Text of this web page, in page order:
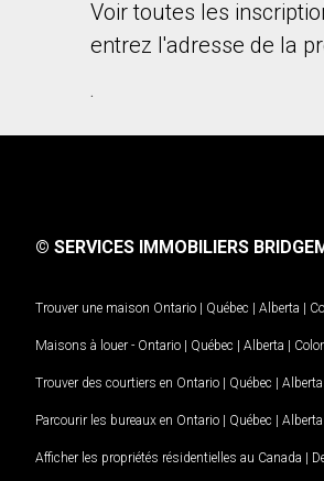
Voir toutes les
entrez l'adresse de la
.
© SERVICES IMMOBILIERS
Trouver une maison Ontario | Québec | Alberta |
Maisons à louer - Ontario | Québec | Alberta |
Trouver des courtiers en Ontario | Québec | Alberta
Parcourir les bureaux en Ontario | Québec | Alberta
Afficher les propriétés résidentielles au Canada |